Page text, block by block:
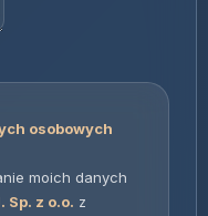
osobowych
moich danych
Sp. z o.o. z